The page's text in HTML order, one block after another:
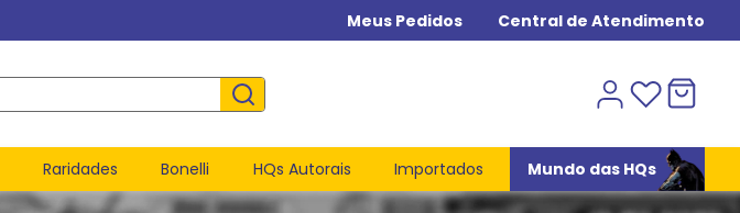
Meus Pedidos Central de Atendimento
Raridades Bonelli HQs Autorais Importados Mundo das HQs